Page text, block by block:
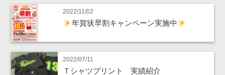
2022/11/02
年賀状早割キャンペーン実施中
2022/07/11
Ｔシャツプリント 実績紹介